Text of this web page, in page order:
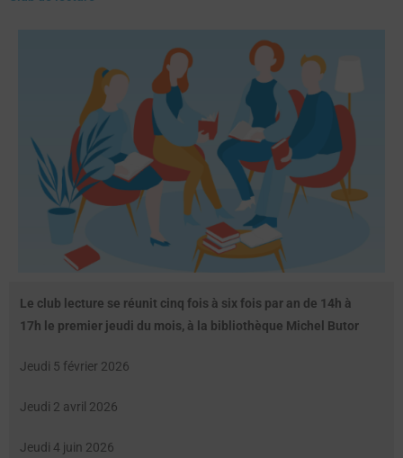
Le club lecture se réunit cinq fois à six fois par an de 14h à
17h le premier jeudi du mois, à la bibliothèque Michel Butor
Jeudi 5 février 2026
Jeudi 2 avril 2026
Jeudi 4 juin 2026